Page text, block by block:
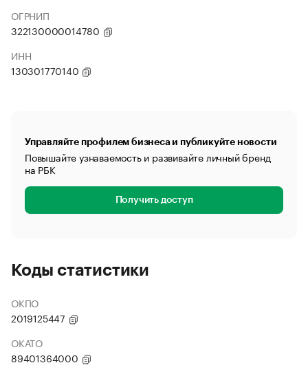
ОГРНИП
322130000014780
ИНН
130301770140
Управляйте профилем бизнеса и публикуйте новости
Повышайте узнаваемость и развивайте личный бренд
на РБК
Получить доступ
Коды статистики
ОКПО
2019125447
ОКАТО
89401364000